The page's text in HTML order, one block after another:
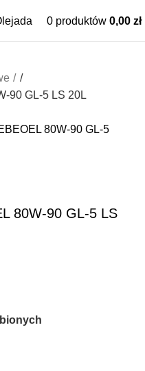
0 produktów 0,00 zł
/
90 GL-5 LS 20L
80W-90 GL-5 LS